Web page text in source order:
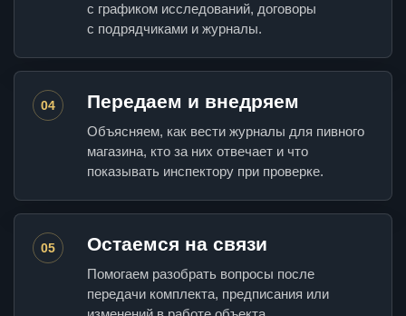
с графиком исследований, договоры
с подрядчиками и журналы.
04 Передаем и внедряем
Объясняем, как вести журналы для пивного
магазина, кто за них отвечает и что
показывать инспектору при проверке.
05 Остаемся на связи
Помогаем разобрать вопросы после
передачи комплекта, предписания или